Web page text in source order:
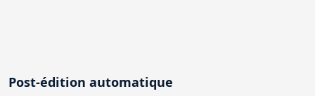
Post-édition automatique